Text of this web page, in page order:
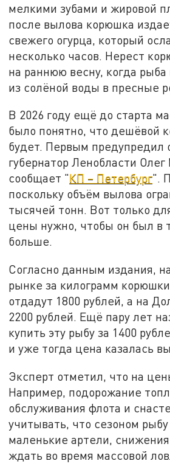
мелкими зубами и жировой
после вылова корюшка
свежего огурца, который
несколько часов. Нерест
на раннюю весну, когда рыба
из солёной воды в пресные
В 2026 году ещё до старта
было понятно, что дешёвой
будет. Первым предупредил
губернатор Ленобласти
сообщает "КП – Петербург".
поскольку объём вылова
тысячей тонн. Вот только
цены нужно, чтобы он был в
больше.
Согласно данным издания,
рынке за килограмм
отдадут 1800 рублей, а на
2200 рублей. Ещё пару лет
купить эту рыбу за 1400
и уже тогда цена казалась
Эксперт отметил, что на
Например, подорожание
обслуживания флота и
учитывать, что сезоном рыбу
маленькие артели,
ждать во время массовой